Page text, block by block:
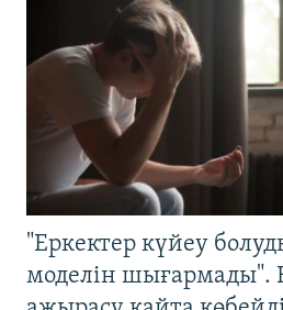
"Еркектер күйеу
моделін шығармады".